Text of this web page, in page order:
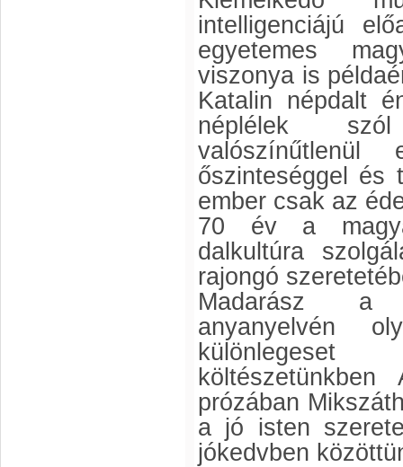
intelligenciájú
egyetemes
viszonya is
Katalin népdalt
néplélek
valószínűtlenül
őszinteséggel és
ember csak az
70 év a
dalkultúra
rajongó
Madarász a
anyanyelvén
prózában
a jó isten
jókedvben